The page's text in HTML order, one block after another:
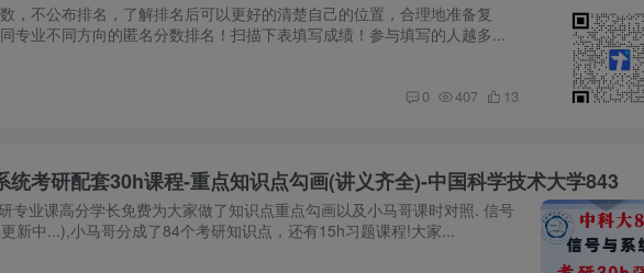
，不公布排名，了解排名后可以更好的清楚自己的位置，合理地准备复
专业不同方向的匿名分数排名！扫描下表填写成绩！参与填写的人越多...
0 407 13
统考研配套30h课程-重点知识点勾画(讲义齐全)-中国科学技术大学843
专业课高分学长免费为大家做了知识点重点勾画以及小马哥课时对照. 信号
新中...),小马哥分成了84个考研知识点，还有15h习题课程!大家...